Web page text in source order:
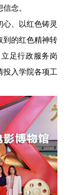
念。
心、以红色铸灵
到的红色精神转
足行政服务岗
投入学院各项工